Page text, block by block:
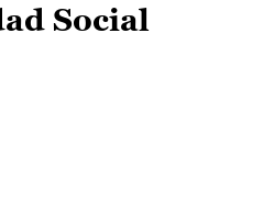
Social